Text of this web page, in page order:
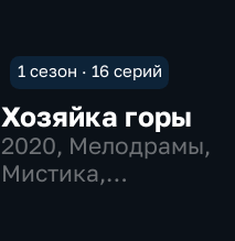
1 сезон · 16 серий
Хозяйка горы
2020, Мелодрамы,
Мистика,